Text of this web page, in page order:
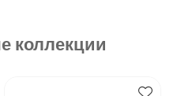
коллекции